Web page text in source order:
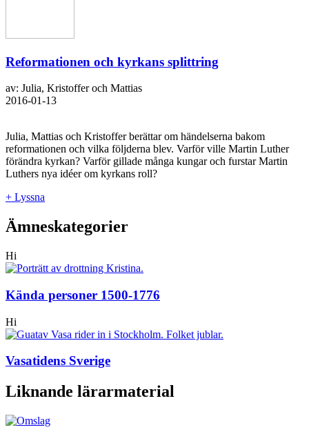
Reformationen och kyrkans splittring
av: Julia, Kristoffer och Mattias
2016-01-13
Julia, Mattias och Kristoffer berättar om händelserna bakom
reformationen och vilka följderna blev. Varför ville Martin Luther
förändra kyrkan? Varför gillade många kungar och furstar Martin
Luthers nya idéer om kyrkans roll?
+ Lyssna
Ämneskategorier
Hi
Kända personer 1500-1776
Hi
Vasatidens Sverige
Liknande lärarmaterial